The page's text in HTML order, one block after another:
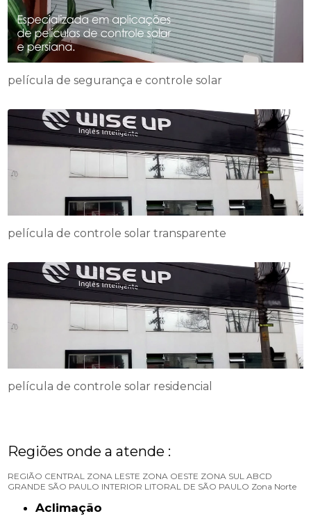
película de segurança e controle solar
película de controle solar transparente
película de controle solar residencial
Regiões onde a atende :
REGIÃO CENTRAL ZONA LESTE ZONA OESTE ZONA SUL ABCD
GRANDE SÃO PAULO INTERIOR LITORAL DE SÃO PAULO Zona Norte
Aclimação